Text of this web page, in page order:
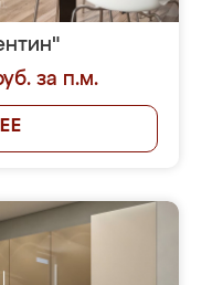
за п.м.